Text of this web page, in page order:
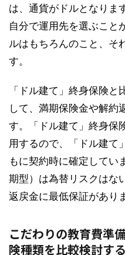
は、通貨がドルとなりま
自分で運用先を選ぶこと
ルはもちろんのこと、そ
す。
「ドル建て」終身保険
して、満期保険金や解約
す。「ドル建て」終身保
用するので、「ドル建て
もに契約時に確定してい
期型）は為替リスクはな
返戻金に最低保証があり
こだわりの教育費準
険種類を比較検討する